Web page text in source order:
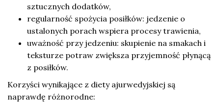
sztucznych dodatków,
regularność spożycia posiłków: jedzenie o
ustalonych porach wspiera procesy trawienia,
uważność przy jedzeniu: skupienie na smakach i
teksturze potraw zwiększa przyjemność płynącą
z posiłków.
Korzyści wynikające z diety ajurwedyjskiej są
naprawdę różnorodne: